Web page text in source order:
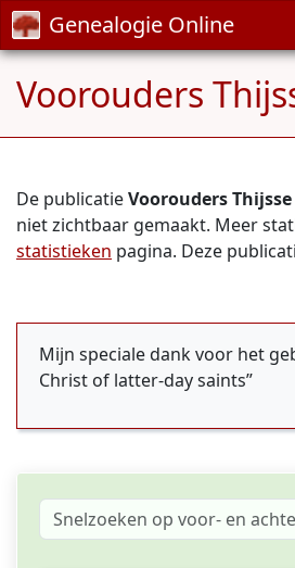
Genealogie Online
Voorouders
De publicatieVoorouders
niet zichtbaar gemaakt. Meer
statistieken pagina. Deze
Mijn speciale dank voor het
Christ of latter-day saints”